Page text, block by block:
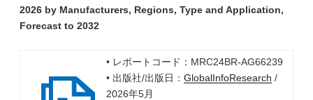
2026 by Manufacturers, Regions, Type and Application,
Forecast to 2032
• レポートコード：MRC24BR-AG66239
• 出版社/出版日： GlobalInfoResearch /
2026年5月